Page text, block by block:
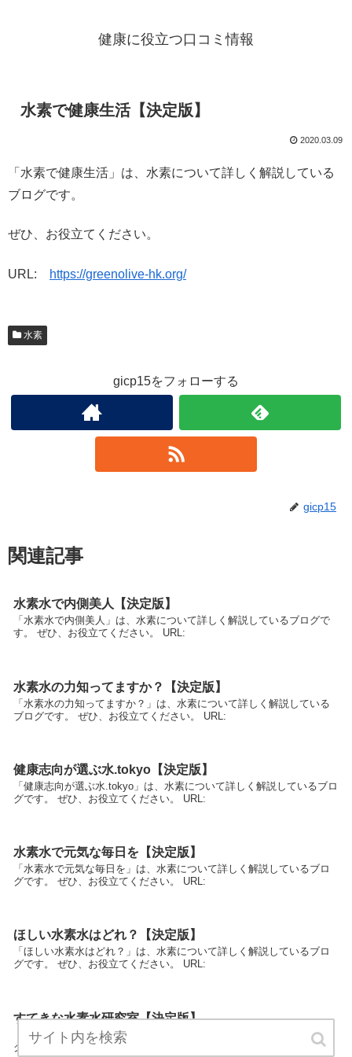
健康に役立つ口コミ情報
水素で健康生活【決定版】
2020.03.09
「水素で健康生活」は、水素について詳しく解説している
ブログです。
ぜひ、お役立てください。
URL: https://greenolive-hk.org/
水素
gicp15をフォローする
gicp15
関連記事
水素水で内側美人【決定版】
「水素水で内側美人」は、水素について詳しく解説しているブログで
す。 ぜひ、お役立てください。 URL:
水素水の力知ってますか？【決定版】
「水素水の力知ってますか？」は、水素について詳しく解説している
ブログです。 ぜひ、お役立てください。 URL:
健康志向が選ぶ水.tokyo【決定版】
「健康志向が選ぶ水.tokyo」は、水素について詳しく解説しているブロ
グです。 ぜひ、お役立てください。 URL:
水素水で元気な毎日を【決定版】
「水素水で元気な毎日を」は、水素について詳しく解説しているブロ
グです。 ぜひ、お役立てください。 URL:
ほしい水素水はどれ？【決定版】
「ほしい水素水はどれ？」は、水素について詳しく解説しているブロ
グです。 ぜひ、お役立てください。 URL:
すてきな水素水研究室【決定版】
「すてきな水素水研究室」は、水素について詳しく解説しているブロ
グです。 ぜひ、お役立てください。 URL: